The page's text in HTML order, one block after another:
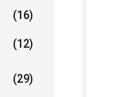
(16)
(12)
(29)